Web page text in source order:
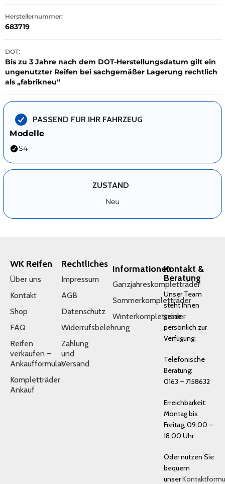
Herstellernummer:
683719
DOT:
Bis zu 3 Jahre nach dem DOT-Herstellungsdatum gilt ein
ungenutzter Reifen bei sachgemäßer Lagerung rechtlich
als „fabrikneu“
PASSEND FUR IHR FAHRZEUG
Modelle
S4
ZUSTAND
Neu
WK Reifen
Über uns
Kontakt
Shop
FAQ
Reifen
verkaufen –
Ankaufformular
Kompletträder
Ankauf
Rechtliches
Impressum
AGB
Datenschutz
Widerrufsbelehrung
Zahlung
und
Versand
Informationen
Ganzjahreskompletträder
Sommerkompletträder
Winterkompletträder
Kontakt &
Beratung
Unser Team
steht Ihnen
gerne
persönlich zur
Verfügung:
Telefonische
Beratung:
0163 – 7158632
Erreichbarkeit:
Montag bis
Freitag, 09:00 –
18:00 Uhr
Oder nutzen Sie
bequem
unser